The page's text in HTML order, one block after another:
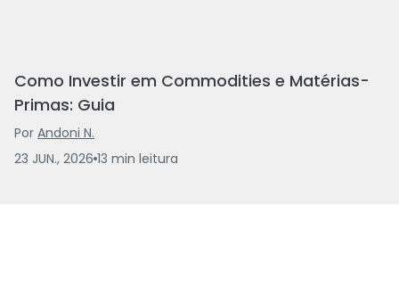
Como Investir em Commodities e Matérias-
Primas: Guia
Por Andoni N.
23 JUN., 2026 13 min leitura